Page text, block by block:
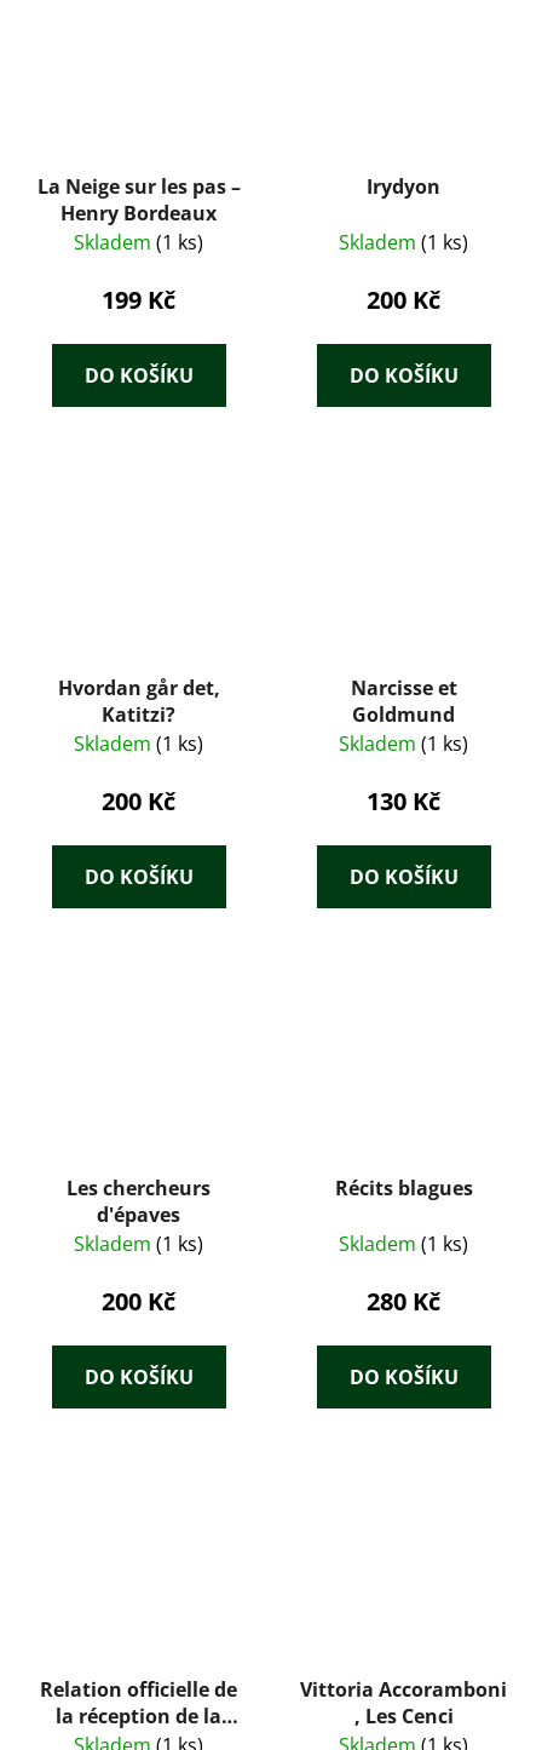
La Neige sur les pas –
Henry Bordeaux
Skladem (1 ks)
199 Kč
DO KOŠÍKU
Irydyon
Skladem (1 ks)
200 Kč
DO KOŠÍKU
Hvordan går det,
Katitzi?
Skladem (1 ks)
200 Kč
DO KOŠÍKU
Narcisse et
Goldmund
Skladem (1 ks)
130 Kč
DO KOŠÍKU
Les chercheurs
d'épaves
Skladem (1 ks)
200 Kč
DO KOŠÍKU
Récits blagues
Skladem (1 ks)
280 Kč
DO KOŠÍKU
Relation officielle de
la réception de la
délégation du conseil
Vittoria Accoramboni
, Les Cenci